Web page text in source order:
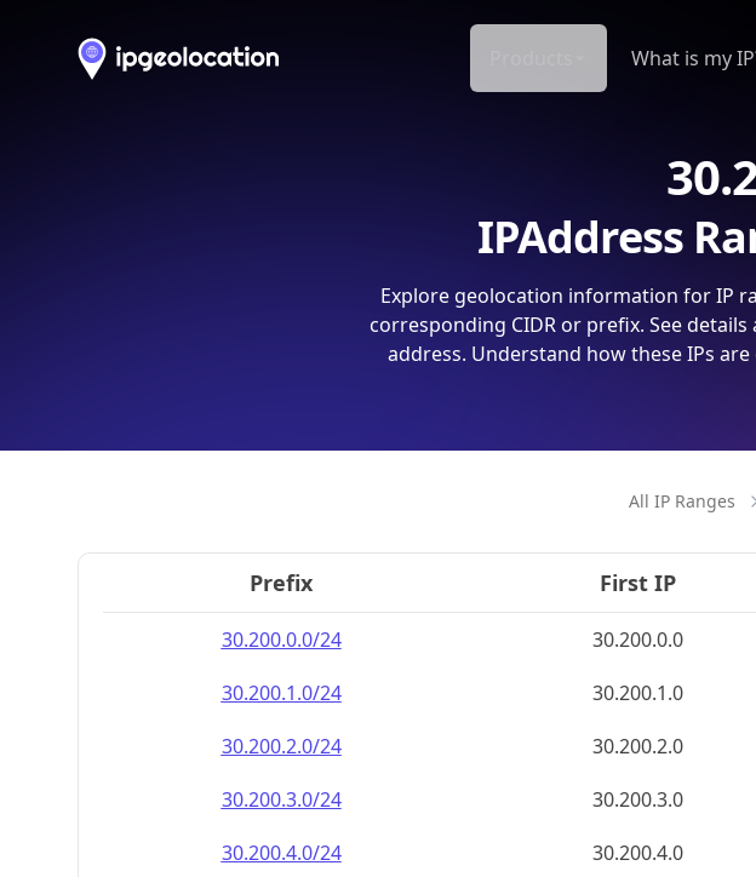
What is my
IPAddress
Explore geolocation information for IP
corresponding CIDR or prefix. See
address. Understand how these IPs
All IP Ranges
Prefix First IP
30.200.0.0/24 30.200.0.0
30.200.1.0/24
30.200.1.0
30.200.2.0/24
30.200.2.0
30.200.3.0/24
30.200.3.0
30.200.4.0/24
30.200.4.0